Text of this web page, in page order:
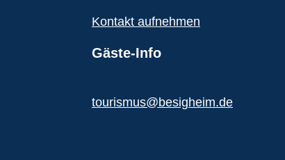
Kontakt aufnehmen
Gäste-Info
tourismus@besigheim.de